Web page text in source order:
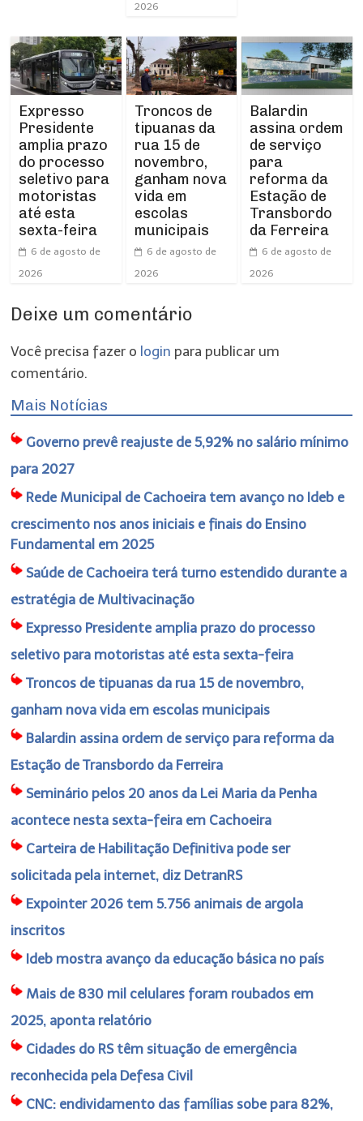
2026
Expresso
Presidente
amplia prazo
do processo
seletivo para
motoristas
até esta
sexta-feira
6 de agosto de
2026
Troncos de
tipuanas da
rua 15 de
novembro,
ganham nova
vida em
escolas
municipais
6 de agosto de
2026
Balardin
assina ordem
de serviço
para
reforma da
Estação de
Transbordo
da Ferreira
6 de agosto de
2026
Deixe um comentário
Você precisa fazer o login para publicar um
comentário.
Mais Notícias
Governo prevê reajuste de 5,92% no salário mínimo
para 2027
Rede Municipal de Cachoeira tem avanço no Ideb e
crescimento nos anos iniciais e finais do Ensino
Fundamental em 2025
Saúde de Cachoeira terá turno estendido durante a
estratégia de Multivacinação
Expresso Presidente amplia prazo do processo
seletivo para motoristas até esta sexta-feira
Troncos de tipuanas da rua 15 de novembro,
ganham nova vida em escolas municipais
Balardin assina ordem de serviço para reforma da
Estação de Transbordo da Ferreira
Seminário pelos 20 anos da Lei Maria da Penha
acontece nesta sexta-feira em Cachoeira
Carteira de Habilitação Definitiva pode ser
solicitada pela internet, diz DetranRS
Expointer 2026 tem 5.756 animais de argola
inscritos
Ideb mostra avanço da educação básica no país
Mais de 830 mil celulares foram roubados em
2025, aponta relatório
Cidades do RS têm situação de emergência
reconhecida pela Defesa Civil
CNC: endividamento das famílias sobe para 82%,